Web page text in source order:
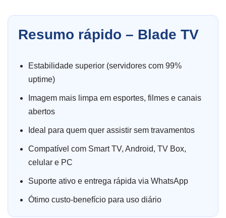
Resumo rápido – Blade TV
Estabilidade superior (servidores com 99%
uptime)
Imagem mais limpa em esportes, filmes e canais
abertos
Ideal para quem quer assistir sem travamentos
Compatível com Smart TV, Android, TV Box,
celular e PC
Suporte ativo e entrega rápida via WhatsApp
Ótimo custo-benefício para uso diário